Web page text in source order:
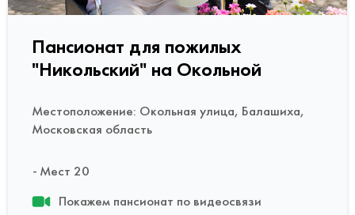
Пансионат для пожилых
"Никольский" на Окольной
Местоположение: Окольная улица, Балашиха,
Московская область
Мест 20
Покажем пансионат по видеосвязи